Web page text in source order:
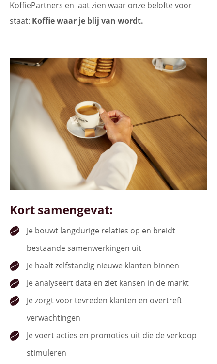
KoffiePartners en laat zien waar onze belofte voor
staat: Koffie waar je blij van wordt.
Kort samengevat:
Je bouwt langdurige relaties op en breidt
bestaande samenwerkingen uit
Je haalt zelfstandig nieuwe klanten binnen
Je analyseert data en ziet kansen in de markt
Je zorgt voor tevreden klanten en overtreft
verwachtingen
Je voert acties en promoties uit die de verkoop
stimuleren